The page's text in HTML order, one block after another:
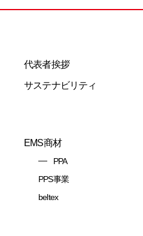
代表者挨拶
サステナビリティ
EMS商材
PPA
PPS事業
beltex